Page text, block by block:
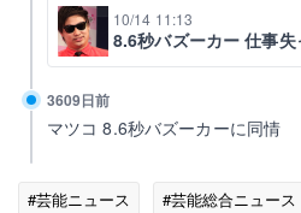
10/14 11:13
8.6秒バズーカー 仕事失
3609日前
マツコ 8.6秒バズーカーに同情
#芸能ニュース
#芸能総合ニュース